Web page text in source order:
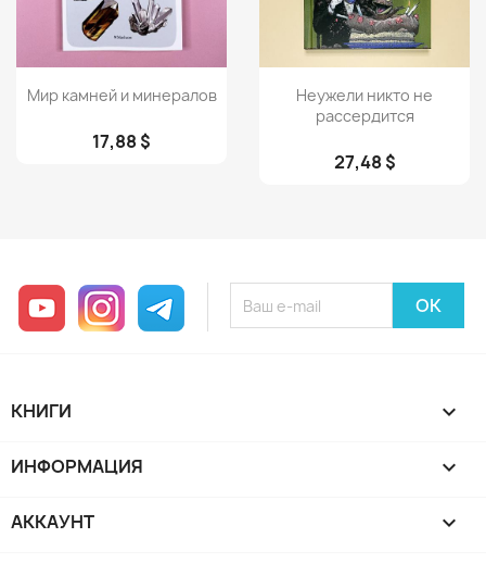
Просмотр
Мир камней и минералов
17,88 $
Просмотр
Неужели никто не
рассердится
27,48 $
YouTube InstagramTelegram
КНИГИ 
ИНФОРМАЦИЯ 
АККАУНТ 